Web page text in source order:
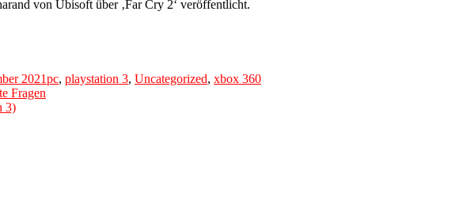
von Ubisoft über ‚Far Cry 2‘ veröffentlicht.
2021pc, playstation 3, Uncategorized, xbox 360
Fragen
3)